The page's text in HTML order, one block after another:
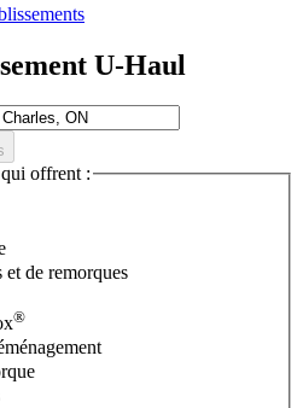
U-Haul
offrent :
et de remorques
®